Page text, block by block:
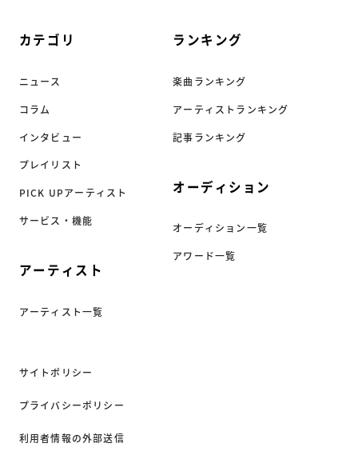
カテゴリ
ニュース
コラム
インタビュー
プレイリスト
PICK UPアーティスト
サービス・機能
アーティスト
アーティスト一覧
ランキング
楽曲ランキング
アーティストランキング
記事ランキング
オーディション
オーディション一覧
アワード一覧
サイトポリシー
プライバシーポリシー
利用者情報の外部送信